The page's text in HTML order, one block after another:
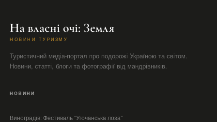
На власні очі: Земля
НОВИНИ ТУРИЗМУ
Туристичний медіа-портал про подорожі Україною та світом.
Новини, статті, блоги та фотографії від мандрівників.
НОВИНИ
Виноградів: Фестиваль “Угочанська лоза”